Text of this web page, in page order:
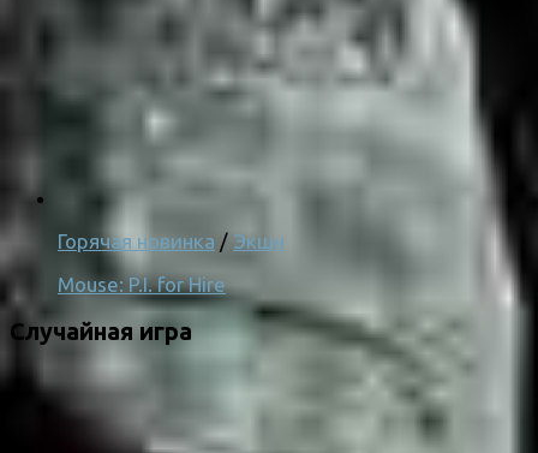
Горячая новинка / Экшн
Mouse: P.I. for Hire
Случайная игра